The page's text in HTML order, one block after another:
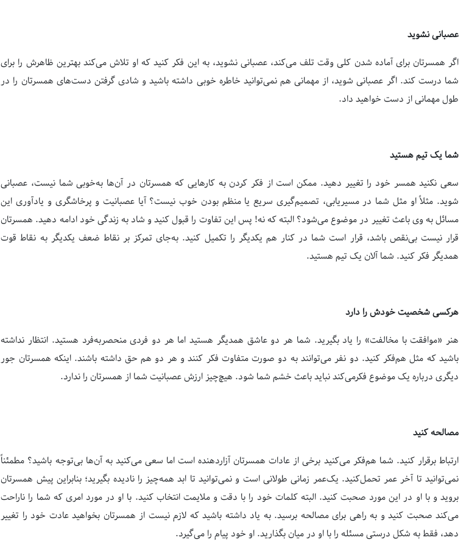
عصبانی نشوید
اگر همسرتان برای آماده شدن کلی وقت تلف می‌کند، عصبانی نشوید، به این فکر کنید که او تلاش می‌کند بهترین ظاهرش را برای
شما درست کند. اگر عصبانی شوید، از مهمانی هم نمی‌توانید خاطره خوبی داشته باشید و شادی گرفتن دست‌های همسرتان را در
طول مهمانی از دست خواهید داد.
شما یک تیم هستید
سعی نکنید همسر خود را تغییر دهید. ممکن است از فکر کردن به کارهایی که همسرتان در آن‌ها به‌خوبی شما نیست، عصبانی
شوید. مثلاً او مثل شما در مسیریابی، تصمیم‌گیری سریع یا منظم بودن خوب نیست؟ آیا عصبانیت و پرخاشگری و یادآوری این
مسائل به وی باعث تغییر در موضوع می‌شود؟ البته که نه! پس این تفاوت را قبول کنید و شاد به زندگی خود ادامه دهید. همسرتان
قرار نیست بی‌نقص باشد، قرار است شما در کنار هم یکدیگر را تکمیل کنید. به‌جای تمرکز بر نقاط ضعف یکدیگر به نقاط قوت
همدیگر فکر کنید. شما آلان یک تیم هستید.
هرکسی شخصیت خودش را دارد
هنر «موافقت با مخالفت» را یاد بگیرید. شما هر دو عاشق همدیگر هستید اما هر دو فردی منحصربه‌فرد هستید. انتظار نداشته
باشید که مثل هم‌فکر کنید. دو نفر می‌توانند به دو صورت متفاوت فکر کنند و هر دو هم حق داشته باشند. اینکه همسرتان جور
دیگری درباره یک موضوع فکرمی‌کند نباید باعث خشم شما شود. هیچ‌چیز ارزش عصبانیت شما از همسرتان را ندارد.
مصالحه کنید
ارتباط برقرار کنید. شما هم‌فکر می‌کنید برخی از عادات همسرتان آزاردهنده است اما سعی می‌کنید به آن‌ها بی‌توجه باشید؟ مطمئناً
نمی‌توانید تا آخر عمر تحمل‌کنید. یک‌عمر زمانی طولانی است و نمی‌توانید تا ابد همه‌چیز را نادیده بگیرید؛ بنابراین پیش همسرتان
بروید و با او در این مورد صحبت کنید. البته کلمات خود را با دقت و ملایمت انتخاب کنید. با او در مورد امری که شما را ناراحت
می‌کند صحبت کنید و به راهی برای مصالحه برسید. به یاد داشته باشید که لازم نیست از همسرتان بخواهید عادت خود را تغییر
دهد، فقط به شکل درستی مسئله را با او در میان بگذارید. او خود پیام را می‌گیرد.